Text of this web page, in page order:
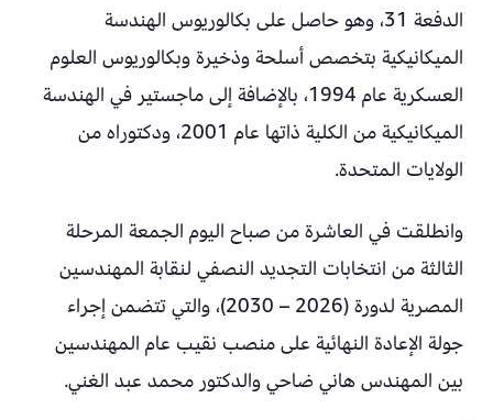
الدفعة 31، وهو حاصل على بكالوريوس الهندسة
الميكانيكية بتخصص أسلحة وذخيرة وبكالوريوس العلوم
العسكرية عام 1994، بالإضافة إلى ماجستير في الهندسة
الميكانيكية من الكلية ذاتها عام 2001، ودكتوراه من
الولايات المتحدة.
وانطلقت في العاشرة من صباح اليوم الجمعة المرحلة
الثالثة من انتخابات التجديد النصفي لنقابة المهندسين
المصرية لدورة (2026 – 2030)، والتي تتضمن إجراء
جولة الإعادة النهائية على منصب نقيب عام المهندسين
بين المهندس هاني ضاحي والدكتور محمد عبد الغني.